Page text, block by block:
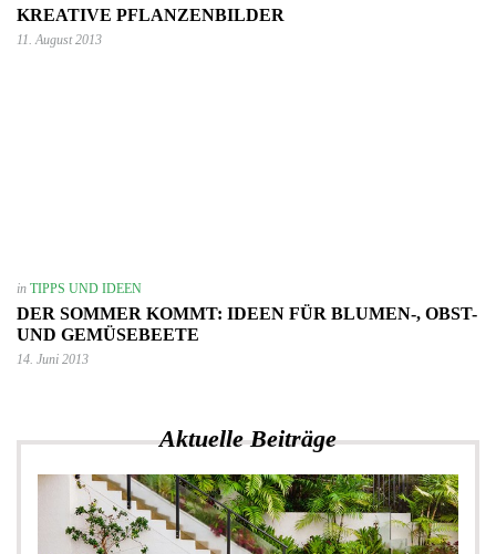
KREATIVE PFLANZENBILDER
11. August 2013
in TIPPS UND IDEEN
DER SOMMER KOMMT: IDEEN FÜR BLUMEN-, OBST-
UND GEMÜSEBEETE
14. Juni 2013
Aktuelle Beiträge